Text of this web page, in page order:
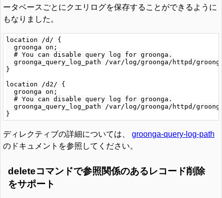
ータベースごとにクエリログを保存することができるように
もなりました。
location /d/ {
  groonga on;
  # You can disable query log for groonga.
groonga_query_log_path /var/log/groonga/httpd/
}
location /d2/ {
  groonga on;
  # You can disable query log for groonga.
groonga_query_log_path /var/log/groonga/httpd/
ディレクティブの詳細については、 groonga-query-log-path
のドキュメントを参照してください。
deleteコマンドで参照関係のあるレコード削除
をサポート